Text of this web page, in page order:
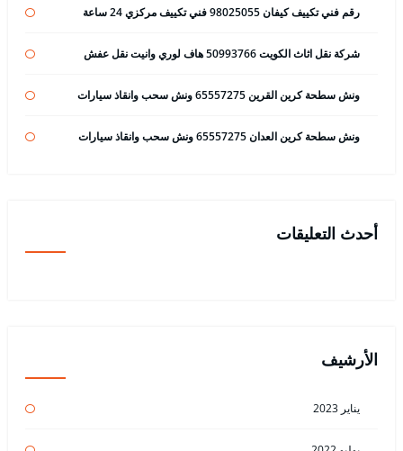
رقم فني تكييف كيفان 98025055 فني تكييف مركزي 24 ساعة
شركة نقل اثاث الكويت 50993766 هاف لوري وانيت نقل عفش
ونش سطحة كرين القرين 65557275 ونش سحب وانقاذ سيارات
ونش سطحة كرين العدان 65557275 ونش سحب وانقاذ سيارات
أحدث التعليقات
الأرشيف
يناير 2023